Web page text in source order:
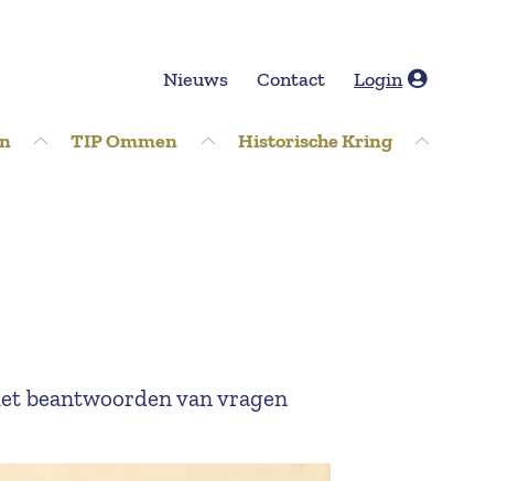
Nieuws Contact Login
TIP Ommen Historische Kring
beantwoorden van vragen